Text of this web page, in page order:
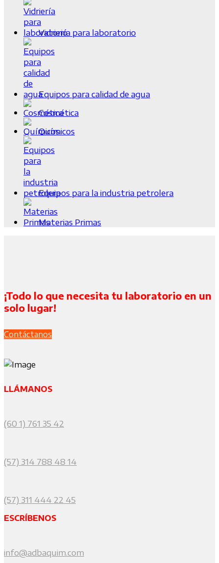
Vidriería para laboratorio
Equipos para calidad de agua
Cosmética
Químicos
Equipos para la industria petrolera
Materias Primas
¡Todo lo que necesita tu laboratorio en un
solo lugar!
Contáctanos
LLÁMANOS
(60 1) 761 35 42
(57) 314 788 48 14
(57) 311 444 22 45
ESCRÍBENOS
info@adbaquim.com